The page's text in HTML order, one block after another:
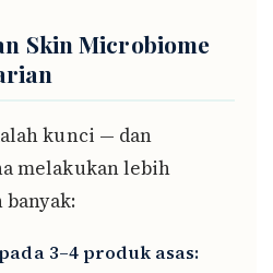
Skin Microbiome
kunci — dan
melakukan lebih
3–4 produk asas: